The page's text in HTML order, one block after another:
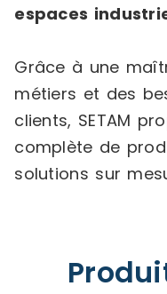
espaces
Grâce à une
métiers et des
clients, SETAM
complète de
solutions sur